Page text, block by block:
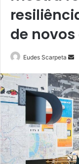
de
Eudes Scarpeta